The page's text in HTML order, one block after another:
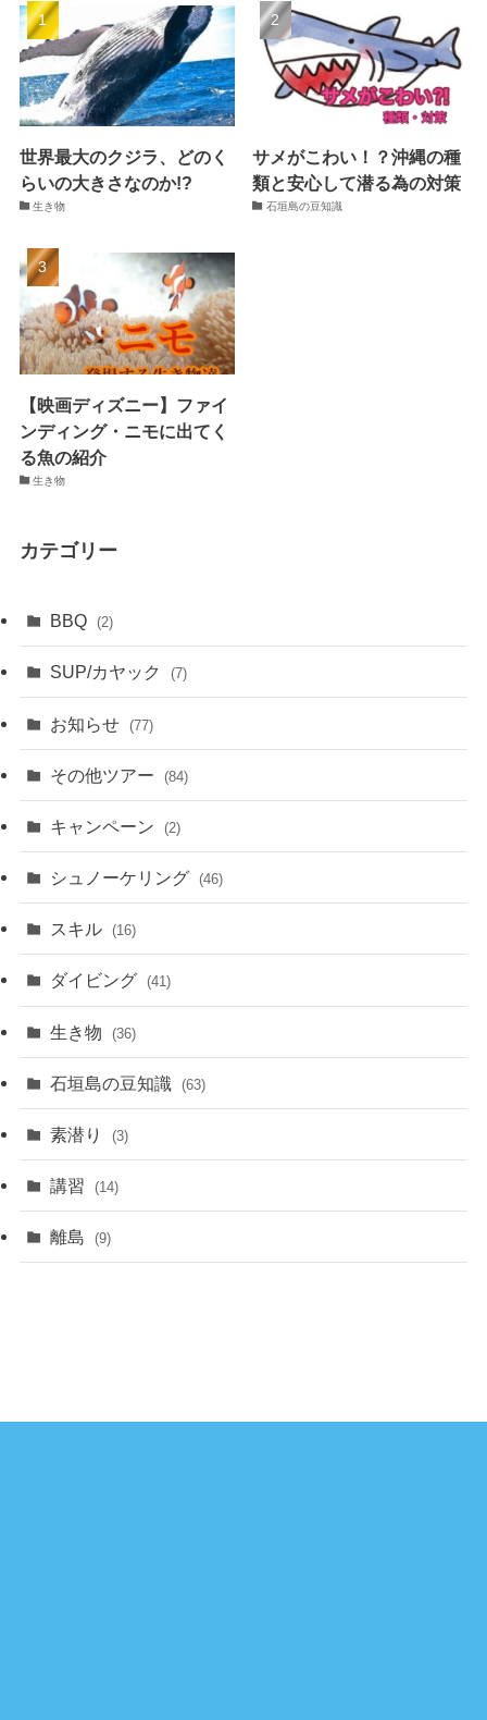
世界最大のクジラ、どのく
らいの大きさなのか!?
生き物
サメがこわい！？沖縄の種
類と安心して潜る為の対策
石垣島の豆知識
【映画ディズニー】ファイ
ンディング・ニモに出てく
る魚の紹介
生き物
カテゴリー
BBQ (2)
SUP/カヤック (7)
お知らせ (77)
その他ツアー (84)
キャンペーン (2)
シュノーケリング (46)
スキル (16)
ダイビング (41)
生き物 (36)
石垣島の豆知識 (63)
素潜り (3)
講習 (14)
離島 (9)